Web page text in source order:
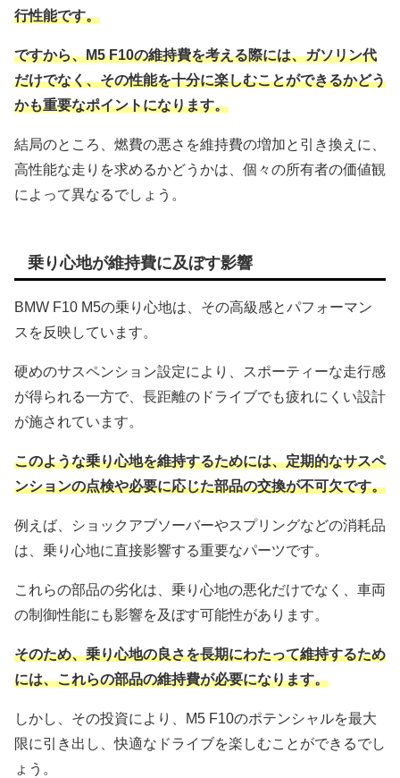
行性能です。
ですから、M5 F10の維持費を考える際には、ガソリン代
だけでなく、その性能を十分に楽しむことができるかどう
かも重要なポイントになります。
結局のところ、燃費の悪さを維持費の増加と引き換えに、
高性能な走りを求めるかどうかは、個々の所有者の価値観
によって異なるでしょう。
乗り心地が維持費に及ぼす影響
BMW F10 M5の乗り心地は、その高級感とパフォーマン
スを反映しています。
硬めのサスペンション設定により、スポーティーな走行感
が得られる一方で、長距離のドライブでも疲れにくい設計
が施されています。
このような乗り心地を維持するためには、定期的なサスペ
ンションの点検や必要に応じた部品の交換が不可欠です。
例えば、ショックアブソーバーやスプリングなどの消耗品
は、乗り心地に直接影響する重要なパーツです。
これらの部品の劣化は、乗り心地の悪化だけでなく、車両
の制御性能にも影響を及ぼす可能性があります。
そのため、乗り心地の良さを長期にわたって維持するため
には、これらの部品の維持費が必要になります。
しかし、その投資により、M5 F10のポテンシャルを最大
限に引き出し、快適なドライブを楽しむことができるでし
ょう。